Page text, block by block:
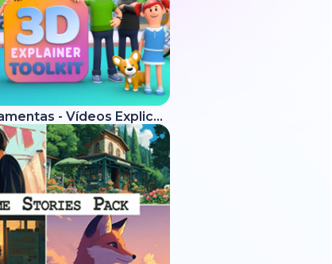
Kit de Ferramentas - Vídeos Explicativos 3D